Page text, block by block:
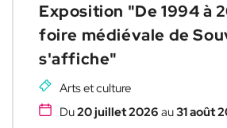
Exposition "De 1994 à
foire médiévale de
s'affiche"
Arts et culture
Du20 juillet 2026 au31 août